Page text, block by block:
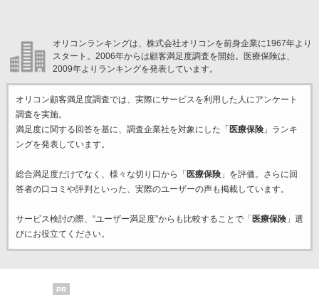
オリコンランキングは、株式会社オリコンを前身企業に1967年より
スタート。2006年からは顧客満足度調査を開始。医療保険は、
2009年よりランキングを発表しています。
オリコン顧客満足度調査では、実際にサービスを利用した 人にアンケート
調査を実施。
満足度に関する回答を基に、調査企業社を対象にした「 医療保険」ランキ
ングを発表しています。
総合満足度だけでなく、様々な切り口から「 医療保険」を評価。さらに回
答者の口コミや評判といった、実際のユーザーの声も掲載しています。
サービス検討の際、“ユーザー満足度”からも比較することで「 医療保険」選
びにお役立てください。
PR